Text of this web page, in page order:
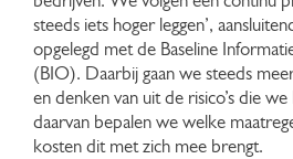
steeds iets hoger leggen’,
opgelegd met de Baseline
(BIO). Daarbij gaan we steeds
en denken van uit de risico’s die
daarvan bepalen we welke
kosten dit met zich mee brengt.